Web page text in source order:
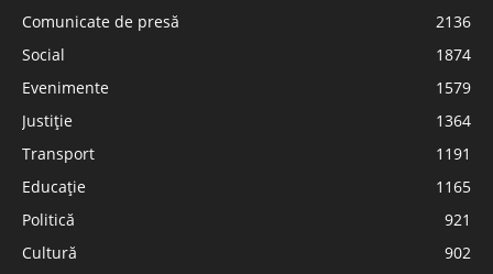
Comunicate de presă
2136
Social
1874
Evenimente
1579
Justiție
1364
Transport
1191
Educație
1165
Politică
921
Cultură
902